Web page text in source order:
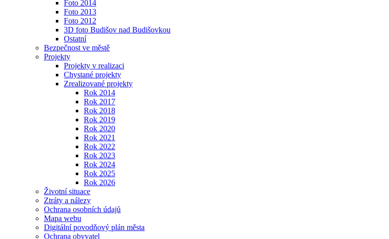
Foto 2014
Foto 2013
Foto 2012
3D foto Budišov nad Budišovkou
Ostatní
Bezpečnost ve městě
Projekty
Projekty v realizaci
Chystané projekty
Zrealizované projekty
Rok 2014
Rok 2017
Rok 2018
Rok 2019
Rok 2020
Rok 2021
Rok 2022
Rok 2023
Rok 2024
Rok 2025
Rok 2026
Životní situace
Ztráty a nálezy
Ochrana osobních údajů
Mapa webu
Digitální povodňový plán města
Ochrana obyvatel